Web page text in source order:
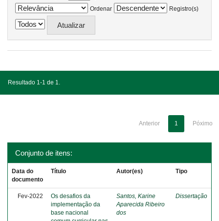
Ordenar
Registro(s)
Resultado 1-1 de 1.
Anterior 1 Póximo
Conjunto de itens:
Data do
documento
Título Autor(es) Tipo
Fev-2022
Os desafios da
implementação da
base nacional
Santos, Karine
Aparecida Ribeiro
dos
Dissertação